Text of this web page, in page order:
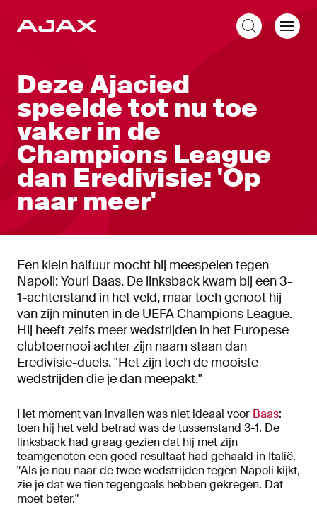
Deze Ajacied
speelde tot nu toe
vaker in de
Champions League
dan Eredivisie: 'Op
naar meer'
Een klein halfuur mocht hij meespelen tegen
Napoli: Youri Baas. De linksback kwam bij een 3-
1-achterstand in het veld, maar toch genoot hij
van zijn minuten in de UEFA Champions League.
Hij heeft zelfs meer wedstrijden in het Europese
clubtoernooi achter zijn naam staan dan
Eredivisie-duels. "Het zijn toch de mooiste
wedstrijden die je dan meepakt."
Het moment van invallen was niet ideaal voor Baas:
toen hij het veld betrad was de tussenstand 3-1. De
linksback had graag gezien dat hij met zijn
teamgenoten een goed resultaat had gehaald in Italië.
"Als je nou naar de twee wedstrijden tegen Napoli kijkt,
zie je dat we tien tegengoals hebben gekregen. Dat
moet beter."